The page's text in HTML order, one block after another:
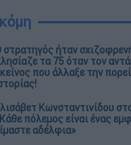
στρατηγός ήταν
τα 75 όταν τον
που άλλαξε την
Κωνσταντινίδου
πόλεμος είναι ένας
αδέλφια»